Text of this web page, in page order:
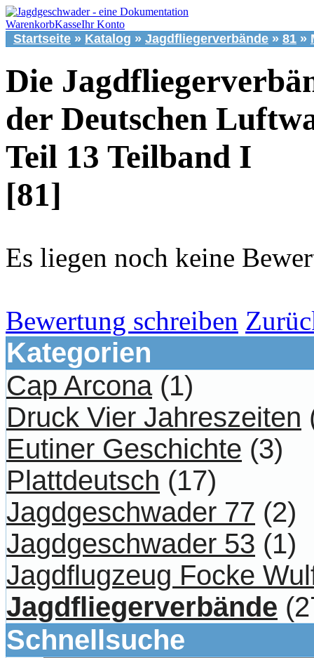
WarenkorbKasseIhr Konto
Startseite » Katalog » Jagdfliegerverbände » 81 »
Die
der Deutschen
Teil 13 Teilband I
[81]
Es liegen noch keine
Bewertung schreiben
Kategorien
Cap Arcona(1)
Druck Vier Jahreszeiten
Eutiner Geschichte (3)
Plattdeutsch (17)
Jagdgeschwader 77 (2)
Jagdgeschwader 53 (1)
Jagdflugzeug Focke
Jagdfliegerverbände
Schnellsuche